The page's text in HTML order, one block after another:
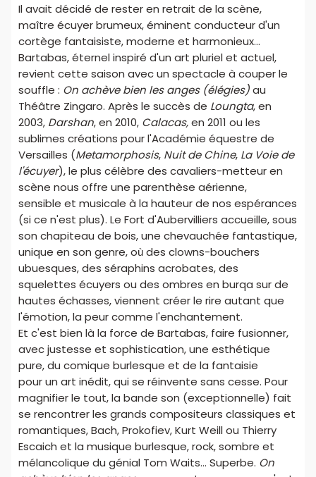
Il avait décidé de rester en retrait de la scène,
maître écuyer brumeux, éminent conducteur d'un
cortège fantaisiste, moderne et harmonieux...
Bartabas, éternel inspiré d'un art pluriel et actuel,
revient cette saison avec un spectacle à couper le
souffle : On achève bien les anges (élégies)au
Théâtre Zingaro. Après le succès de Loungta, en
2003, Darshan, en 2010, Calacas,en 2011 ou les
sublimes créations pour l'Académie équestre de
Versailles (Metamorphosis, Nuit de Chine, La Voie de
l'écuyer), le plus célèbre des cavaliers-metteur en
scène nous offre une parenthèse aérienne,
sensible et musicale à la hauteur de nos espérances
(si ce n'est plus). Le Fort d'Aubervilliers accueille, sous
son chapiteau de bois, une chevauchée fantastique,
unique en son genre, où des clowns-bouchers
ubuesques, des séraphins acrobates, des
squelettes écuyers ou des ombres en burqa sur de
hautes échasses, viennent créer le rire autant que
l'émotion, la peur comme l'enchantement.
Et c'est bien là la force de Bartabas, faire fusionner,
avec justesse et sophistication, une esthétique
pure, du comique burlesque et de la fantaisie
pour un art inédit, qui se réinvente sans cesse. Pour
magnifier le tout, la bande son (exceptionnelle) fait
se rencontrer les grands compositeurs classiques et
romantiques, Bach, Prokofiev, Kurt Weill ou Thierry
Escaich et la musique burlesque, rock, sombre et
mélancolique du génial Tom Waits... Superbe. On